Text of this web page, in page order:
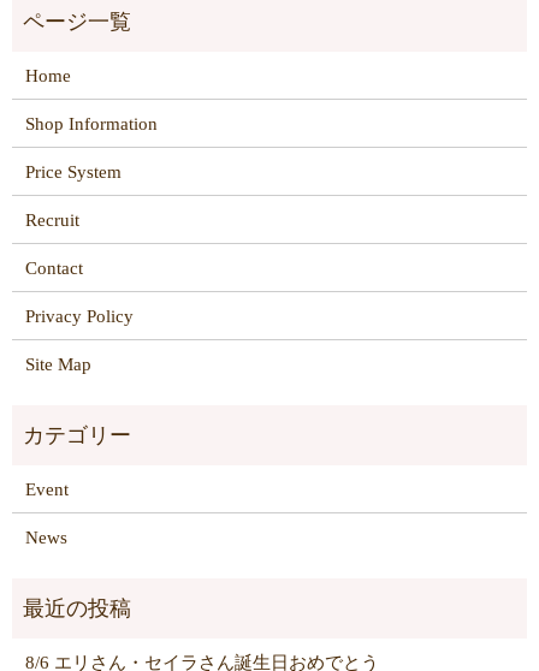
Home
Shop Information
Price System
Recruit
Contact
Privacy Policy
Site Map
Event
News
8/6 エリさん・セイラさん誕生日おめでとう